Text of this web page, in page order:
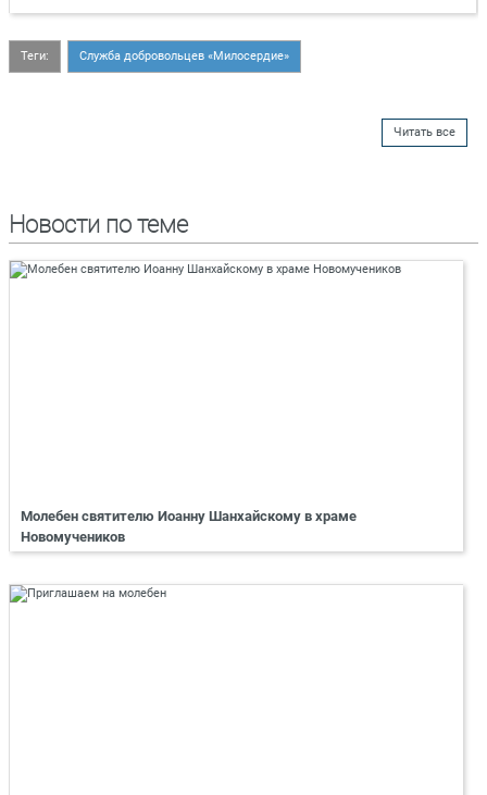
Теги: Служба добровольцев «Милосердие»
Читать все
Новости по теме
Молебен святителю Иоанну Шанхайскому в храме
Новомучеников